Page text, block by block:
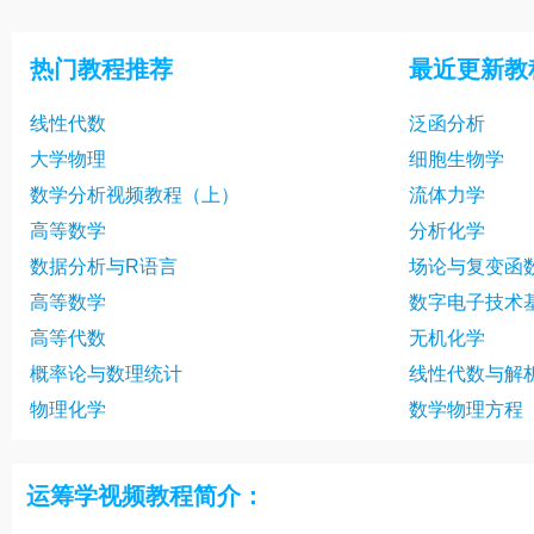
28网络技术(7)
31存储模型(8)
热门教程推荐
线性代数
大学物理
数学分析视频教程（上）
高等数学
数据分析与R语言
高等数学
高等代数
概率论与数理统计
物理化学
最近更新教
泛函分析
细胞生物学
流体力学
分析化学
场论与复变函
数字电子技术
无机化学
线性代数与解
数学物理方程
运筹学视频教程简介：